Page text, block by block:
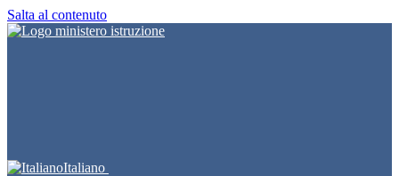
Salta al contenuto
Italiano